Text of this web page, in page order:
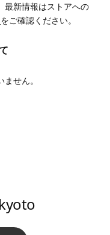
最新情報はストアへの
をご確認ください。
せん。